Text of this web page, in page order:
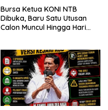
Bursa Ketua KONI NTB
Dibuka, Baru Satu Utusan
Calon Muncul Hingga Hari